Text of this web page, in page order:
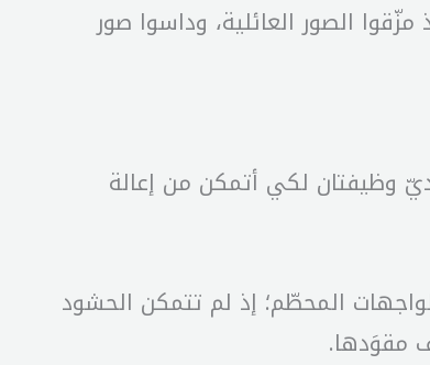
الصور العائلية، وداسوا صور
مسرعة في الشارع، قال: «أكسب 20 دولاراً شهرياً، ولديّ وظيفتان لكي أتمكن من إعالة
المحطّم؛ إذ لم تتمكن الحشود
مقوَدها.